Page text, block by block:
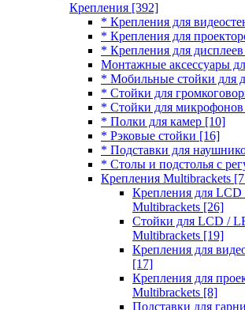
Крепления [392]
* Крепления для
* Крепления для
* Крепления для дисплеев
Монтажные аксессуары
* Мобильные стойки для
* Стойки для
* Стойки для микрофонов
* Полки для камер [10]
* Рэковые стойки [16]
* Подставки для
* Столы и подстолья с
Крепления Multibrackets
Крепления для
Multibrackets [26]
Стойки для LCD /
Multibrackets [19]
Крепления для
[17]
Крепления для
Multibrackets [8]
Подставки для